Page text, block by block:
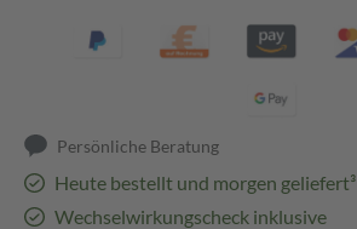
Persönliche Beratung
Heute bestellt und morgen geliefert³
Wechselwirkungscheck inklusive